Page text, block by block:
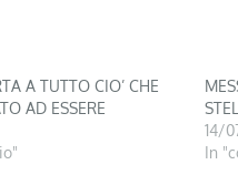
A TUTTO CIO’ CHE
AD ESSERE
14/
In